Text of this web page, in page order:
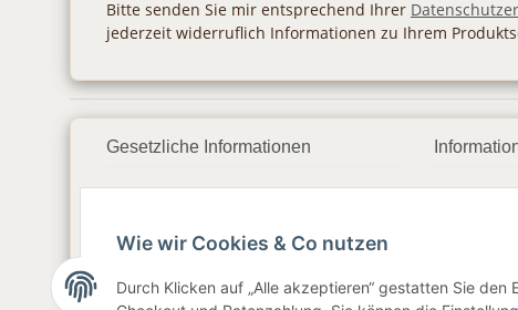
Bitte senden Sie mir entsprechend Ihrer
jederzeit widerruflich Informationen zu Ihrem
Gesetzliche Informationen
AGB
Sitemap
Wie wir Cookies & Co nutzen
Durch Klicken auf „Alle akzeptieren“ gestatten Sie